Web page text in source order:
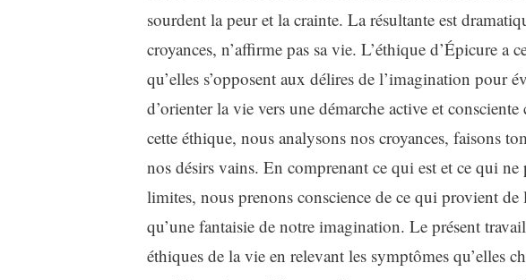
sourdent la peur et la crainte. La résultante est
croyances, n’affirme pas sa vie. L’éthique d’Épicure a
qu’elles s’opposent aux délires de l’imagination pour
d’orienter la vie vers une démarche active et
cette éthique, nous analysons nos croyances, faisons
nos désirs vains. En comprenant ce qui est et ce qui
limites, nous prenons conscience de ce qui provient de
qu’une fantaisie de notre imagination. Le présent
éthiques de la vie en relevant les symptômes qu’elles